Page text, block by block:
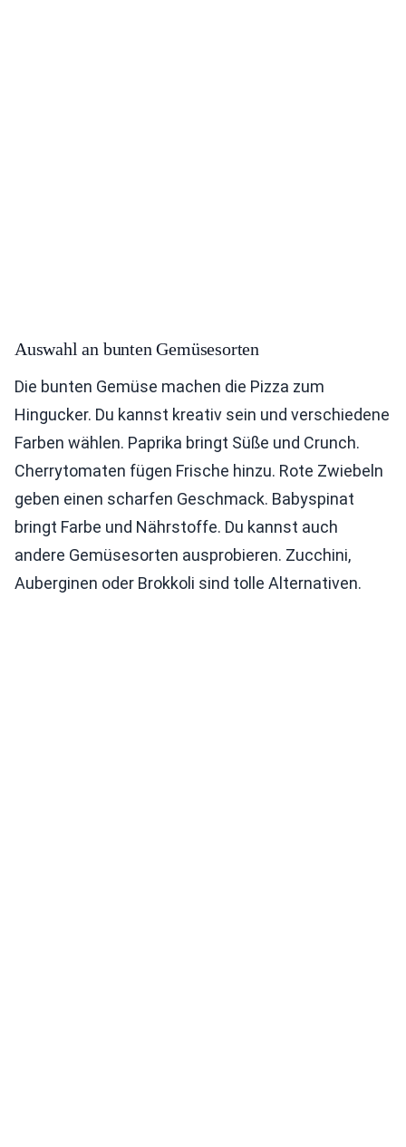
Auswahl an bunten Gemüsesorten
Die bunten Gemüse machen die Pizza zum
Hingucker. Du kannst kreativ sein und verschiedene
Farben wählen. Paprika bringt Süße und Crunch.
Cherrytomaten fügen Frische hinzu. Rote Zwiebeln
geben einen scharfen Geschmack. Babyspinat
bringt Farbe und Nährstoffe. Du kannst auch
andere Gemüsesorten ausprobieren. Zucchini,
Auberginen oder Brokkoli sind tolle Alternativen.